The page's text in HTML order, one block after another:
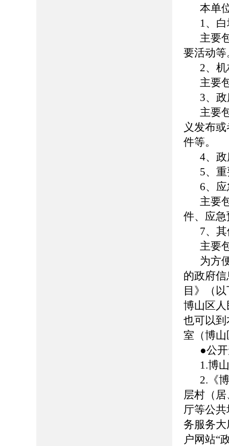
本单
1、
主要
要活动等
2、
主要
3、
主要
义发布
件等。
4、
5、
6、
主要
件、应
7、
主要
为方
的政府
目》（
博山区人
也可以
室（博
●公
1.博
2.《
层村（
厅等公
务服务
户网站“